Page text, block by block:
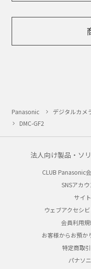
Panasonic デジタルカメ
DMC-GF2
法人向け製品・ソ
CLUB Panasonic
SNSアカ
サイ
ウェブアクセシ
会員利用
お客様からお預か
特定商取
パナソ